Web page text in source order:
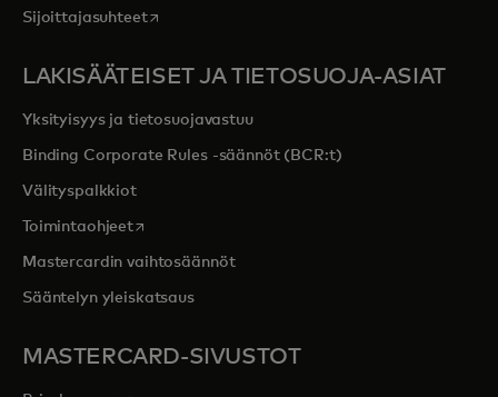
Sijoittajasuhteetopens in a new tab
LAKISÄÄTEISET JA TIETOSUOJA-ASIAT
Yksityisyys ja tietosuojavastuu
Binding Corporate Rules -säännöt (BCR:t)
Välityspalkkiot
Toimintaohjeetopens in a new tab
Mastercardin vaihtosäännöt
Sääntelyn yleiskatsaus
MASTERCARD-SIVUSTOT